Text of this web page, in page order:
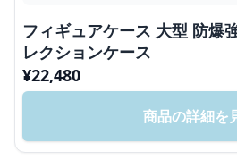
フィギュアケース 大型 防爆
レクションケース
¥22,480
商品の詳細を